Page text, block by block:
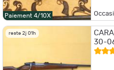
Paiement 4/10X
reste 2j 01h
30-
1€